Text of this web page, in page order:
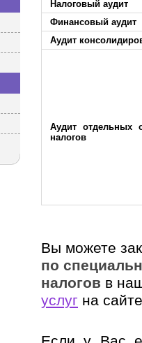
Налоговый аудит
Финансовый аудит
Аудит
Аудит отдельных
налогов
Вы можете
по
налогов в
услуг на